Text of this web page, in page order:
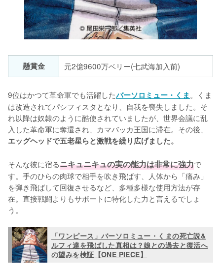
懸賞金 元2億9600万ベリー(七武海加入前)
9位はかつて革命軍でも活躍したバーソロミュー・くま。くま
は改造されてパシフィスタとなり、自我を喪失しました。そ
れ以降は奴隷のように酷使されていましたが、世界会議に乱
入した革命軍に奪還され、カマバッカ王国に滞在。その後、
エッグヘッドで五老星らと激戦を繰り広げました。
そんな彼に宿るニキュニキュの実の能力は非常に強力で
す。手のひらの肉球で相手を吹き飛ばす、人体から「痛み」
を弾き飛ばして回復させるなど、多種多様な使用方法が存
在。直接戦闘よりもサポートに特化した力と言えるでしょ
う。
「ワンピース」バーソロミュー・くまの死亡説&
ルフィ達を飛ばした真相は？娘との過去と復活へ
の望みを検証【ONE PIECE】